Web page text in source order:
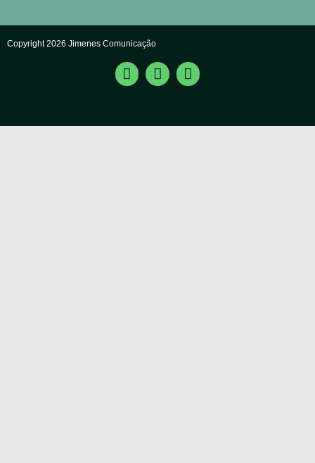
Copyright 2026 Jimenes Comunicação